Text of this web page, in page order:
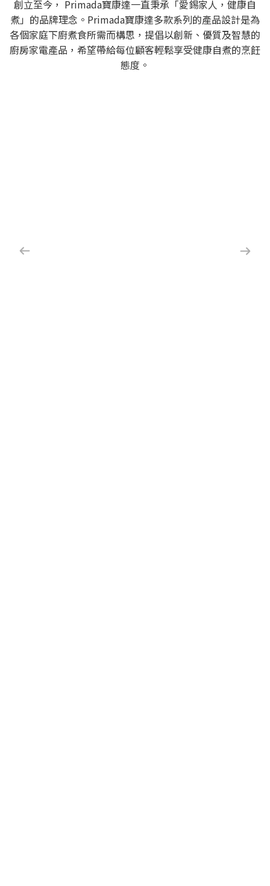
創立至今， Primada寶康達一直秉承「愛錫家人，健康自
煮」的品牌理念。Primada寶康達多款系列的產品設計是為
各個家庭下廚煮食所需而構思，提倡以創新、優質及智慧的
廚房家電產品，希望帶給每位顧客輕鬆享受健康自煮的烹飪
態度。